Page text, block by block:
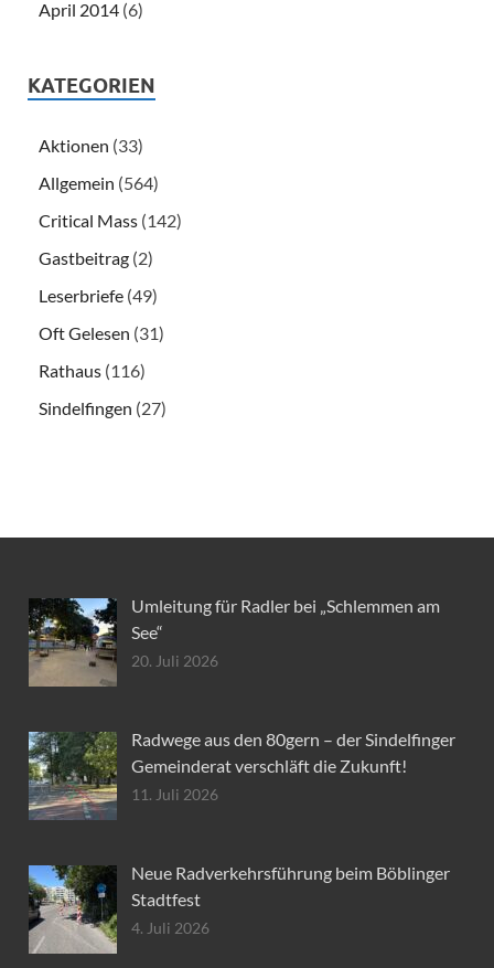
April 2014 (6)
KATEGORIEN
Aktionen (33)
Allgemein (564)
Critical Mass (142)
Gastbeitrag (2)
Leserbriefe (49)
Oft Gelesen (31)
Rathaus (116)
Sindelfingen (27)
Umleitung für Radler bei „Schlemmen am
See“
20. Juli 2026
Radwege aus den 80gern – der Sindelfinger
Gemeinderat verschläft die Zukunft!
11. Juli 2026
Neue Radverkehrsführung beim Böblinger
Stadtfest
4. Juli 2026